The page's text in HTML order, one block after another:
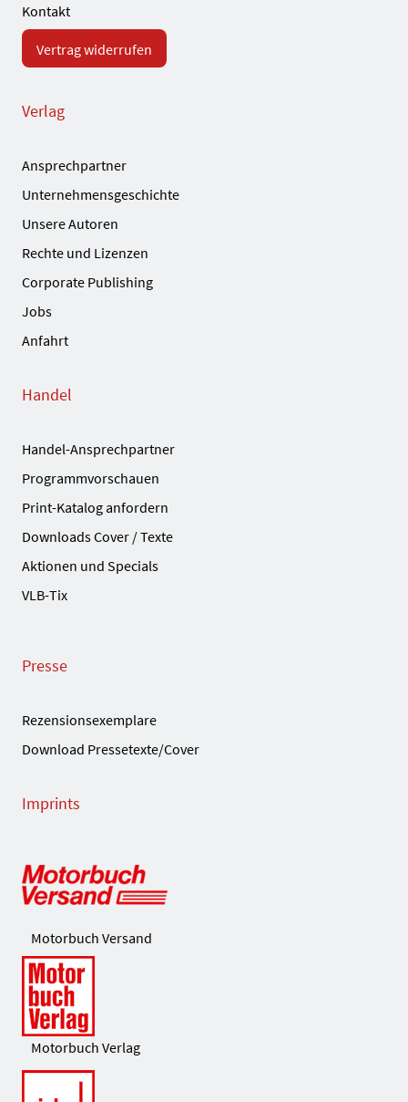
Kontakt
Vertrag widerrufen
Verlag
Ansprechpartner
Unternehmensgeschichte
Unsere Autoren
Rechte und Lizenzen
Corporate Publishing
Jobs
Anfahrt
Handel
Handel-Ansprechpartner
Programmvorschauen
Print-Katalog anfordern
Downloads Cover / Texte
Aktionen und Specials
VLB-Tix
Presse
Rezensionsexemplare
Download Pressetexte/Cover
Imprints
Motorbuch Versand
Motorbuch Verlag